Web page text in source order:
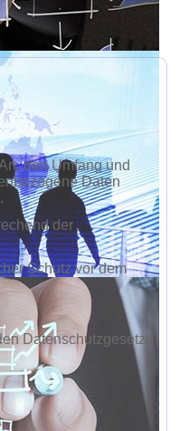
den Umfang und
Daten
der
Schutz vor dem
Datenschutzgesetze